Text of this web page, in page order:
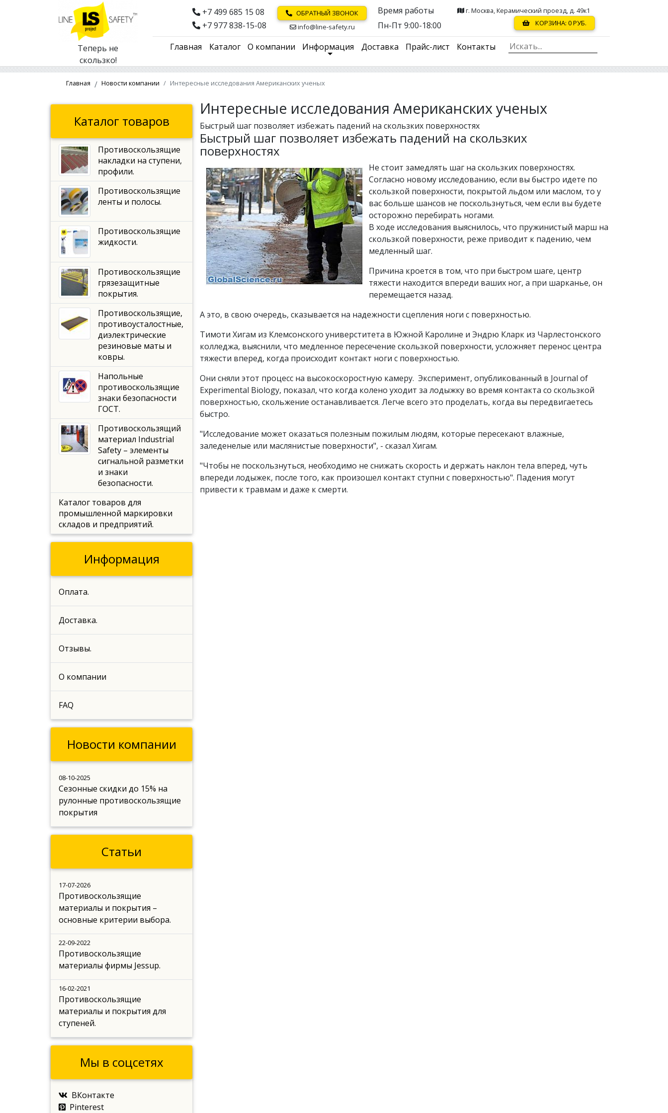
Теперь не
скользко!
+7 499 685 15 08
+7 977 838-15-08
ОБРАТНЫЙ ЗВОНОК
info@line-safety.ru
Время работы
Пн-Пт 9:00-18:00
г. Москва, Керамический проезд, д. 49к1
КОРЗИНА: 0РУБ.
Главная Каталог О компании Информация Доставка Прайс-лист Контакты
Главная Новости компании Интересные исследования Американских ученых
Интересные исследования Американских ученых
Быстрый шаг позволяет избежать падений на скользких поверхностях
Быстрый шаг позволяет избежать падений на скользких
поверхностях
Не стоит замедлять шаг на скользких поверхностях.
Согласно новому исследованию, если вы быстро идете по
скользкой поверхности, покрытой льдом или маслом, то у
вас больше шансов не поскользнуться, чем если вы будете
осторожно перебирать ногами.
В ходе исследования выяснилось, что пружинистый марш на
скользкой поверхности, реже приводит к падению, чем
медленный шаг.
Причина кроется в том, что при быстром шаге, центр
тяжести находится впереди ваших ног, а при шарканье, он
перемещается назад.
А это, в свою очередь, сказывается на надежности сцепления ноги с поверхностью.
Тимоти Хигам из Клемсонского универститета в Южной Каролине и Эндрю Кларк из Чарлестонского
колледжа, выяснили, что медленное пересечение скользкой поверхности, усложняет перенос центра
тяжести вперед, когда происходит контакт ноги с поверхностью.
Они сняли этот процесс на высокоскоростную камеру. Эксперимент, опубликованный в Journal of
Experimental Biology, показал, что когда колено уходит за лодыжку во время контакта со скользкой
поверхностью, скольжение останавливается. Легче всего это проделать, когда вы передвигаетесь
быстро.
"Исследование может оказаться полезным пожилым людям, которые пересекают влажные,
заледенелые или маслянистые поверхности", - сказал Хигам.
"Чтобы не поскользнуться, необходимо не снижать скорость и держать наклон тела вперед, чуть
впереди лодыжек, после того, как произошел контакт ступни с поверхностью". Падения могут
привести к травмам и даже к смерти.
Каталог товаров
Противоскользящие
накладки на ступени,
профили.
Противоскользящие
ленты и полосы.
Противоскользящие
жидкости.
Противоскользящие
грязезащитные
покрытия.
Противоскользящие,
противоусталостные,
диэлектрические
резиновые маты и
ковры.
Напольные
противоскользящие
знаки безопасности
ГОСТ.
Противоскользящий
материал Industrial
Safety – элементы
сигнальной разметки
и знаки
безопасности.
Каталог товаров для
промышленной маркировки
складов и предприятий.
Информация
Оплата.
Доставка.
Отзывы.
О компании
FAQ
Новости компании
08-10-2025
Сезонные скидки до 15% на
рулонные противоскользящие
покрытия
Статьи
17-07-2026
Противоскользящие
материалы и покрытия –
основные критерии выбора.
22-09-2022
Противоскользящие
материалы фирмы Jessup.
16-02-2021
Противоскользящие
материалы и покрытия для
ступеней.
Мы в соцсетях
ВКонтакте
Pinterest